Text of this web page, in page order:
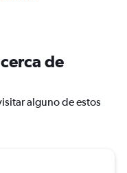
de
alguno de estos